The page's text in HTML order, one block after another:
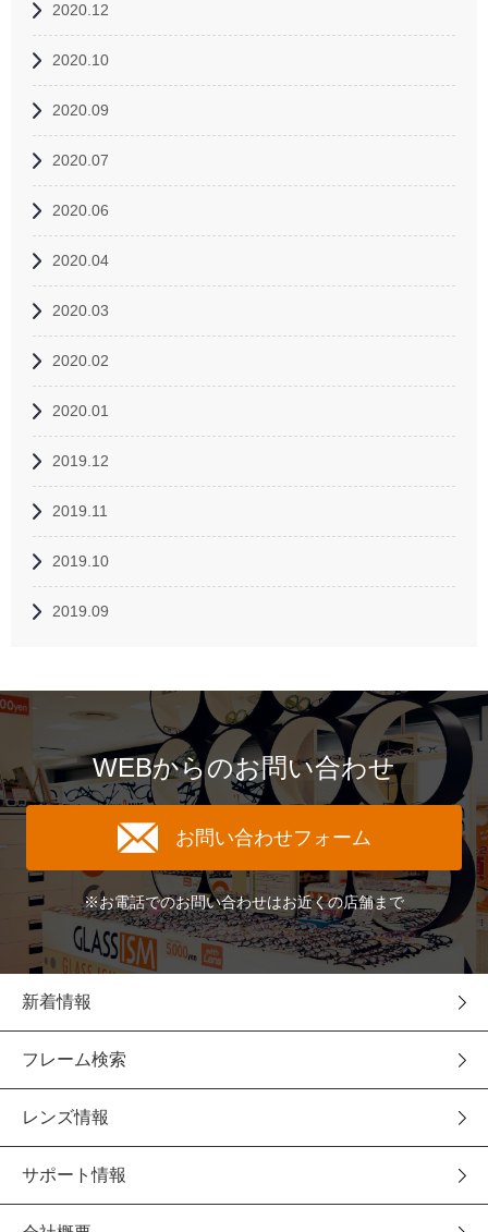
2020.12
2020.10
2020.09
2020.07
2020.06
2020.04
2020.03
2020.02
2020.01
2019.12
2019.11
2019.10
2019.09
WEBからのお問い合わせ
お問い合わせフォーム
※お電話でのお問い合わせはお近くの店舗まで
新着情報
フレーム検索
レンズ情報
サポート情報